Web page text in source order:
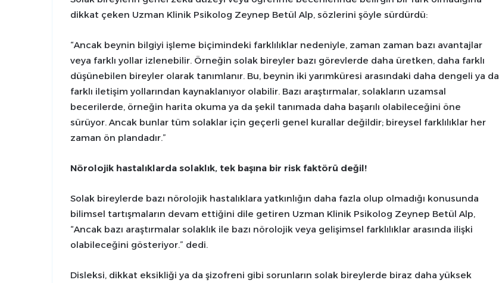
dikkat çeken Uzman Klinik Psikolog Zeynep Betül Alp, sözlerini şöyle sürdürdü:
“Ancak beynin bilgiyi işleme biçimindeki farklılıklar nedeniyle, zaman zaman bazı avantajlar
veya farklı yollar izlenebilir. Örneğin solak bireyler bazı görevlerde daha üretken, daha farklı
düşünebilen bireyler olarak tanımlanır. Bu, beynin iki yarımküresi arasındaki daha dengeli ya da
farklı iletişim yollarından kaynaklanıyor olabilir. Bazı araştırmalar, solakların uzamsal
becerilerde, örneğin harita okuma ya da şekil tanımada daha başarılı olabileceğini öne
sürüyor. Ancak bunlar tüm solaklar için geçerli genel kurallar değildir; bireysel farklılıklar her
zaman ön plandadır.”
Nörolojik hastalıklarda solaklık, tek başına bir risk faktörü değil!
Solak bireylerde bazı nörolojik hastalıklara yatkınlığın daha fazla olup olmadığı konusunda
bilimsel tartışmaların devam ettiğini dile getiren Uzman Klinik Psikolog Zeynep Betül Alp,
“Ancak bazı araştırmalar solaklık ile bazı nörolojik veya gelişimsel farklılıklar arasında ilişki
olabileceğini gösteriyor.” dedi.
Disleksi, dikkat eksikliği ya da şizofreni gibi sorunların solak bireylerde biraz daha yüksek